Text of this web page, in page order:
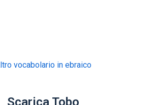
vocabolario in ebraico
Scarica Tobo